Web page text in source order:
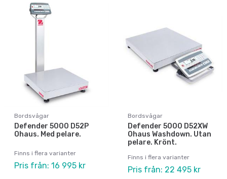
Bordsvågar
Defender 5000 D52P
Ohaus. Med pelare.
Finns i flera varianter
Pris från: 16 995 kr
Bordsvågar
Defender 5000 D52XW
Ohaus Washdown. Utan
pelare. Krönt.
Finns i flera varianter
Pris från: 22 495 kr